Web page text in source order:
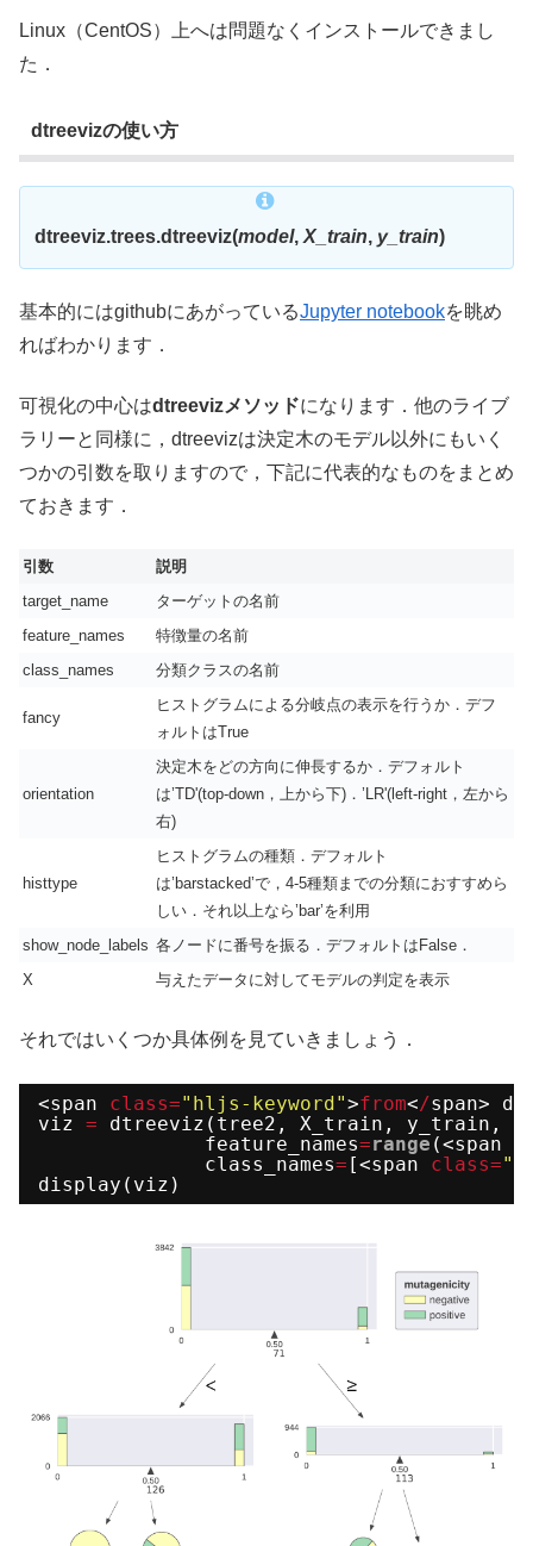
Linux（CentOS）上へは問題なくインストールできまし
た．
dtreevizの使い方
dtreeviz.trees.dtreeviz(model, X_train, y_train)
基本的にはgithubにあがっているJupyter notebookを眺め
ればわかります．
可視化の中心はdtreevizメソッドになります．他のライブ
ラリーと同様に，dtreevizは決定木のモデル以外にもいく
つかの引数を取りますので，下記に代表的なものをまとめ
ておきます．
引数
説明
target_name
ターゲットの名前
feature_names
特徴量の名前
class_names
分類クラスの名前
fancy
ヒストグラムによる分岐点の表示を行うか．デフ
ォルトはTrue
orientation
決定木をどの方向に伸長するか．デフォルト
は’TD'(top-down，上から下)．’LR'(left-right，左から
右)
histtype
ヒストグラムの種類．デフォルト
は’barstacked’で，4-5種類までの分類におすすめら
しい．それ以上なら’bar’を利用
show_node_labels 各ノードに番号を振る．デフォルトはFalse．
X
与えたデータに対してモデルの判定を表示
それではいくつか具体例を見ていきましょう．
<span class="hljs-keyword">from</span>
viz =
dtreeviz(tree2, X_train, y_train,
feature_names=range (<span
class_names= [<span class=
display(viz)